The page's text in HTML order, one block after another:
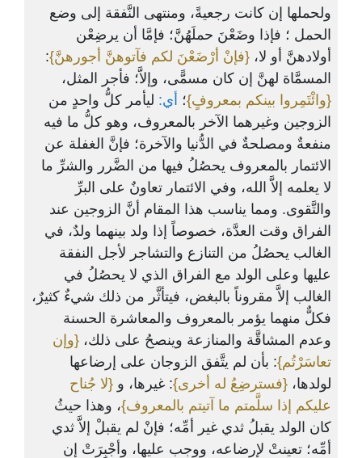
ولحملها إن كانت رجعيةً، ومنتهى النَّفقة إلى وضع
الحمل ؛ فإذا وضَعْنَ حملَهُنَّ؛ فإمَّا أن يرضِعْن
أولادهنَّ أو لا، {فإنْ أرْضَعْنَ لكم فآتوهنَّ أجورهنَّ}:
المسمَّاة لهنَّ إن كان مسمًّى، وإلاَّ؛ فأجر المثل،
{وائْتَمِروا بينكم بمعروفٍ}؛ أي: ليأمر كلُّ واحدٍ من
الزوجين وغيرهما الآخر بالمعروف، وهو كلُّ ما فيه
منفعةٌ ومصلحةٌ في الدُّنيا والآخرة؛ فإنَّ الغفلة عن
الائتمار بالمعروف يحصُلُ فيها من الضَّرر والشرِّ ما
لا يعلمه إلاَّ الله، وفي الائتمار تعاونٌ على البرِّ
والتَّقوى. ومما يناسب هذا المقام أنَّ الزوجين عند
الفراق وقت العدَّة، خصوصاً إذا ولد بينهما ولدٌ، في
الغالب يحصُلُ من التنازع والتشاجر لأجل النفقة
عليها وعلى الولد مع الفراق الذي لا يحصُلُ في
الغالب إلاَّ مقروناً بالبغض، فيتأثَّر من ذلك شيءٌ كثيرٌ،
فكلٌّ منهما يؤمر بالمعروف والمعاشرة الحسنة
وعدم المشاقَّة والمنازعة وينصحُ على ذلك، {وإن
تعاسَرْتُم}: بأن لم يتَّفق الزوجان على إرضاعها
لولدها، {فسترضِعُ له أخرى}: غيرها، و {لا جُناح
عليكم إذا سلَّمتم ما آتيتم بالمعروف}، وهذا حيثُ
كان الولد يقبلُ ثدي غير أمِّه؛ فإنْ لم يقبلْ إلاَّ ثدي
أمِّه؛ تعينتْ لإرضاعه، ووجب عليها، وأجْبِرَتْ إن